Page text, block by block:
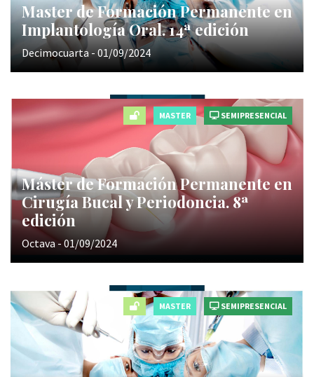
Master de Formación Permanente en
Implantología Oral. 14ª edición
Decimocuarta - 01/09/2024
MASTER SEMIPRESENCIAL
Máster de Formación Permanente en
Cirugía Bucal y Periodoncia. 8ª
edición
Octava - 01/09/2024
MASTER SEMIPRESENCIAL